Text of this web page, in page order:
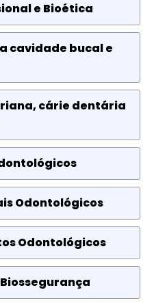
e Bioética
cavidade bucal e
cárie dentária
Odontológicos
Odontológicos